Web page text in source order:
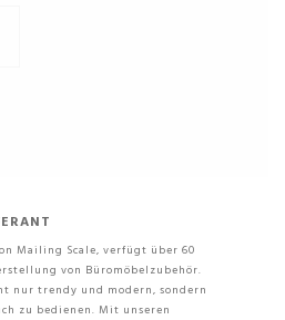
Mailing Scale, verfügt über 60
von Büromöbelzubehör.
nur trendy und modern, sondern
zu bedienen. Mit unseren